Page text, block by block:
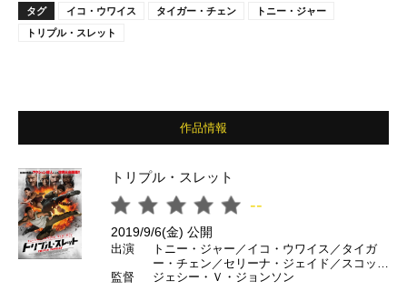
タグ イコ・ウワイス タイガー・チェン
トニー・ジャー
トリプル・スレット
作品情報
トリプル・スレット
--
2019/9/6(金) 公開
出演
トニー・ジャー／イコ・ウワイス／タイガ
ー・チェン／セリーナ・ジェイド／スコッ
ト・アドキンスン／マイケル・ビスピン／マ
監督 ジェシー・Ｖ・ジョンソン